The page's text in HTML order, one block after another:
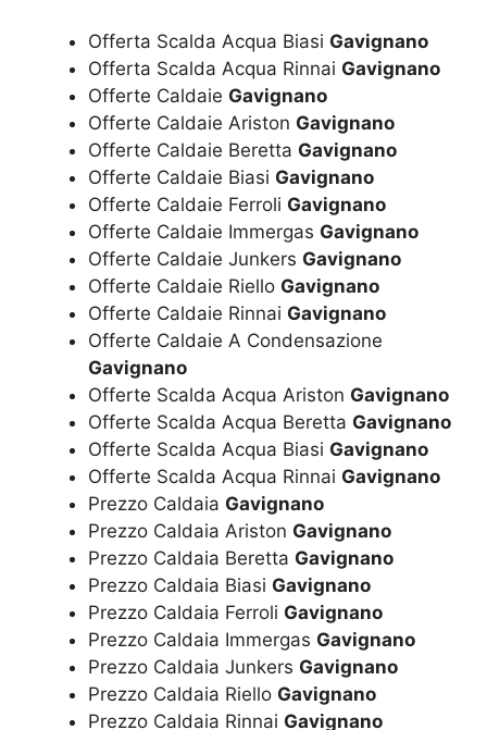
Offerta Scalda Acqua Biasi Gavignano
Offerta Scalda Acqua Rinnai Gavignano
Offerte Caldaie Gavignano
Offerte Caldaie Ariston Gavignano
Offerte Caldaie Beretta Gavignano
Offerte Caldaie Biasi Gavignano
Offerte Caldaie Ferroli Gavignano
Offerte Caldaie Immergas Gavignano
Offerte Caldaie Junkers Gavignano
Offerte Caldaie Riello Gavignano
Offerte Caldaie Rinnai Gavignano
Offerte Caldaie A Condensazione
Gavignano
Offerte Scalda Acqua Ariston Gavignano
Offerte Scalda Acqua Beretta Gavignano
Offerte Scalda Acqua Biasi Gavignano
Offerte Scalda Acqua Rinnai Gavignano
Prezzo Caldaia Gavignano
Prezzo Caldaia Ariston Gavignano
Prezzo Caldaia Beretta Gavignano
Prezzo Caldaia Biasi Gavignano
Prezzo Caldaia Ferroli Gavignano
Prezzo Caldaia Immergas Gavignano
Prezzo Caldaia Junkers Gavignano
Prezzo Caldaia Riello Gavignano
Prezzo Caldaia Rinnai Gavignano